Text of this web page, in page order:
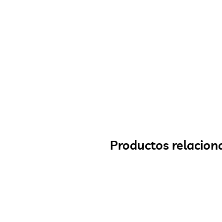
Productos